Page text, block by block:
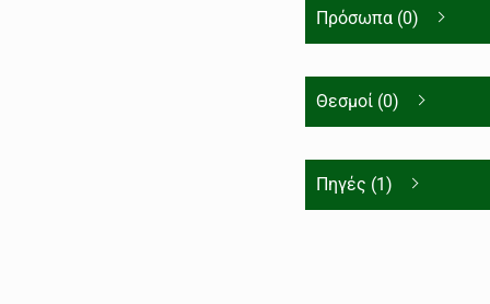
Πρόσωπα (0)
Θεσμοί (0)
Πηγές (1)